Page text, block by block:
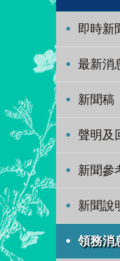
即時新
最新消
新聞稿
聲明及
新聞參
新聞說
領務消